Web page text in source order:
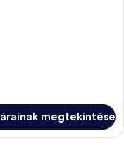
megtekintése